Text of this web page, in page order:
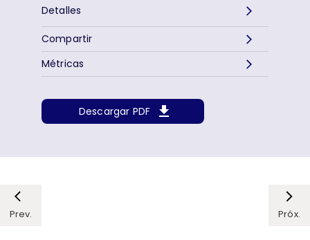
Detalles
Descargar PDF
Métricas
Compartir
Prev. Próx.